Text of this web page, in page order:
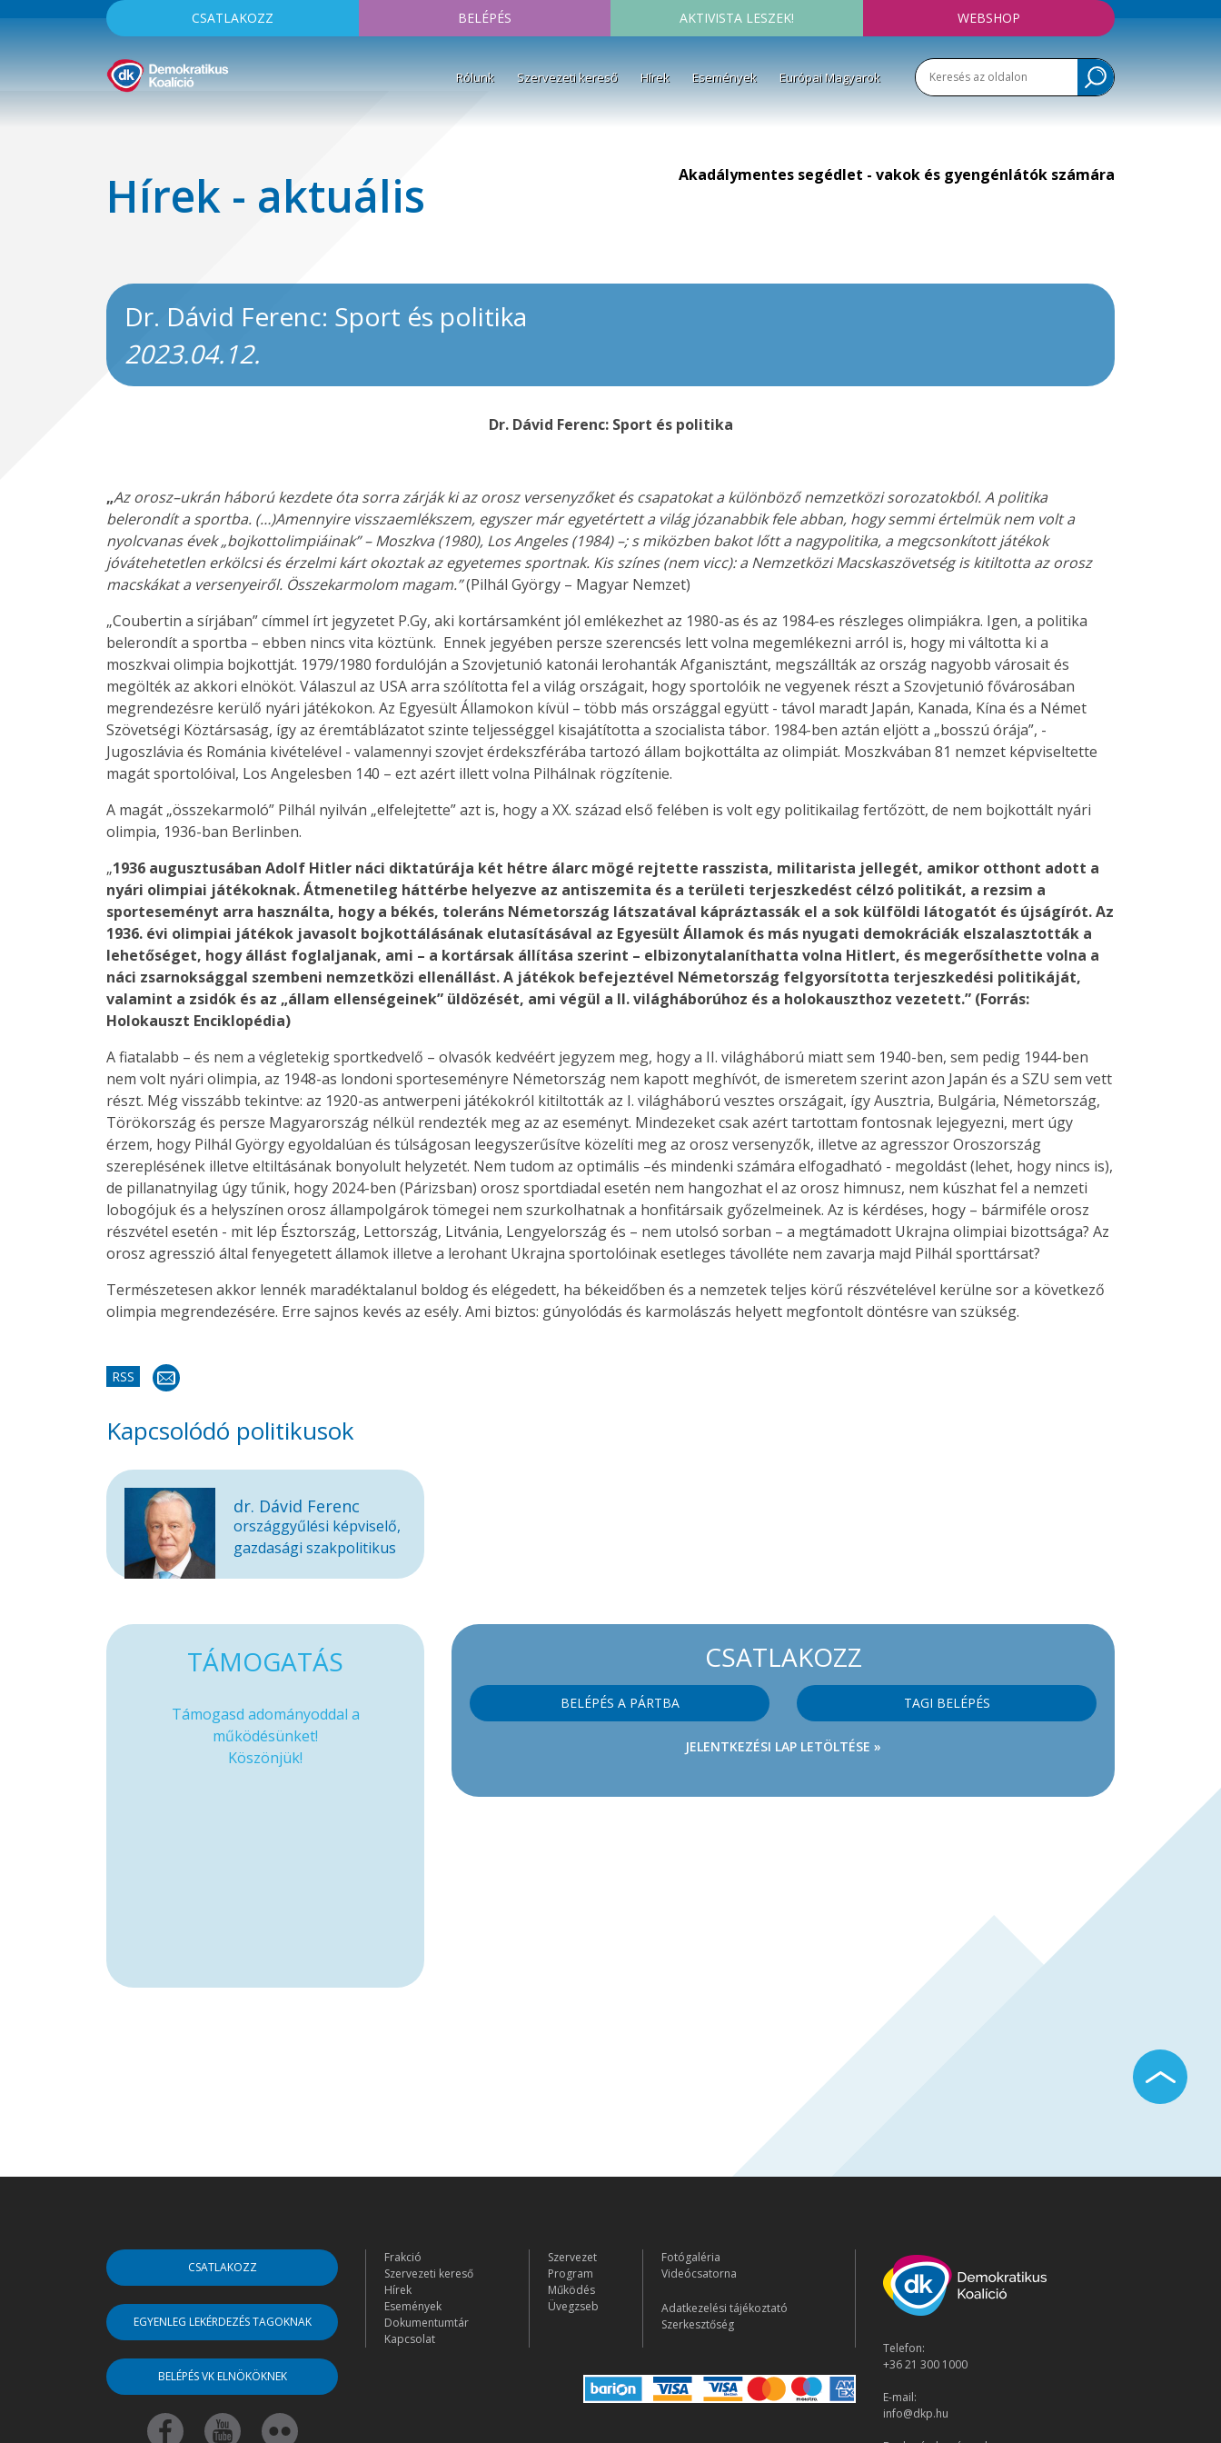
CSATLAKOZZ BELÉPÉS AKTIVISTA LESZEK! WEBSHOP
Rólunk Szervezeti kereső Hírek Események Európai Magyarok
Hírek - aktuális Akadálymentes segédlet - vakok és gyengénlátók számára
Dr. Dávid Ferenc: Sport és politika
2023.04.12.
Dr. Dávid Ferenc: Sport és politika
„Az orosz–ukrán háború kezdete óta sorra zárják ki az orosz versenyzőket és csapatokat a különböző nemzetközi sorozatokból. A politika
belerondít a sportba. (…)Amennyire visszaemlékszem, egyszer már egyetértett a világ józanabbik fele abban, hogy semmi értelmük nem volt a
nyolcvanas évek „bojkott­olimpiáinak” – Moszkva (1980), Los Angeles (1984) –; s miközben bakot lőtt a nagypolitika, a megcsonkított játékok
jóvátehetetlen erkölcsi és érzelmi kárt okoztak az egyetemes sportnak. Kis színes (nem vicc): a Nemzetközi Macskaszövetség is kitiltotta az orosz
macskákat a versenyeiről. Összekarmolom magam.”(Pilhál György – Magyar Nemzet)
„Coubertin a sírjában” címmel írt jegyzetet P.Gy, aki kortársamként jól emlékezhet az 1980-as és az 1984-es részleges olimpiákra. Igen, a politika
belerondít a sportba – ebben nincs vita köztünk. Ennek jegyében persze szerencsés lett volna megemlékezni arról is, hogy mi váltotta ki a
moszkvai olimpia bojkottját. 1979/1980 fordulóján a Szovjetunió katonái lerohanták Afganisztánt, megszállták az ország nagyobb városait és
megölték az akkori elnököt. Válaszul az USA arra szólította fel a világ országait, hogy sportolóik ne vegyenek részt a Szovjetunió fővárosában
megrendezésre kerülő nyári játékokon. Az Egyesült Államokon kívül – több más országgal együtt - távol maradt Japán, Kanada, Kína és a Német
Szövetségi Köztársaság, így az éremtáblázatot szinte teljességgel kisajátította a szocialista tábor. 1984-ben aztán eljött a „bosszú órája”, -
Jugoszlávia és Románia kivételével - valamennyi szovjet érdekszférába tartozó állam bojkottálta az olimpiát. Moszkvában 81 nemzet képviseltette
magát sportolóival, Los Angelesben 140 – ezt azért illett volna Pilhálnak rögzítenie.
A magát „összekarmoló” Pilhál nyilván „elfelejtette” azt is, hogy a XX. század első felében is volt egy politikailag fertőzött, de nem bojkottált nyári
olimpia, 1936-ban Berlinben.
„1936 augusztusában Adolf Hitler náci diktatúrája két hétre álarc mögé rejtette rasszista, militarista jellegét, amikor otthont adott a
nyári olimpiai játékoknak. Átmenetileg háttérbe helyezve az antiszemita és a területi terjeszkedést célzó politikát, a rezsim a
sporteseményt arra használta, hogy a békés, toleráns Németország látszatával kápráztassák el a sok külföldi látogatót és újságírót. Az
1936. évi olimpiai játékok javasolt bojkottálásának elutasításával az Egyesült Államok és más nyugati demokráciák elszalasztották a
lehetőséget, hogy állást foglaljanak, ami – a kortársak állítása szerint – elbizonytalaníthatta volna Hitlert, és megerősíthette volna a
náci zsarnoksággal szembeni nemzetközi ellenállást. A játékok befejeztével Németország felgyorsította terjeszkedési politikáját,
valamint a zsidók és az „állam ellenségeinek” üldözését, ami végül a II. világháborúhoz és a holokauszthoz vezetett.” (Forrás:
Holokauszt Enciklopédia)
A fiatalabb – és nem a végletekig sportkedvelő – olvasók kedvéért jegyzem meg, hogy a II. világháború miatt sem 1940-ben, sem pedig 1944-ben
nem volt nyári olimpia, az 1948-as londoni sporteseményre Németország nem kapott meghívót, de ismeretem szerint azon Japán és a SZU sem vett
részt. Még visszább tekintve: az 1920-as antwerpeni játékokról kitiltották az I. világháború vesztes országait, így Ausztria, Bulgária, Németország,
Törökország és persze Magyarország nélkül rendezték meg az az eseményt. Mindezeket csak azért tartottam fontosnak lejegyezni, mert úgy
érzem, hogy Pilhál György egyoldalúan és túlságosan leegyszerűsítve közelíti meg az orosz versenyzők, illetve az agresszor Oroszország
szereplésének illetve eltiltásának bonyolult helyzetét. Nem tudom az optimális –és mindenki számára elfogadható - megoldást (lehet, hogy nincs is),
de pillanatnyilag úgy tűnik, hogy 2024-ben (Párizsban) orosz sportdiadal esetén nem hangozhat el az orosz himnusz, nem kúszhat fel a nemzeti
lobogójuk és a helyszínen orosz állampolgárok tömegei nem szurkolhatnak a honfitársaik győzelmeinek. Az is kérdéses, hogy – bármiféle orosz
részvétel esetén - mit lép Észtország, Lettország, Litvánia, Lengyelország és – nem utolsó sorban – a megtámadott Ukrajna olimpiai bizottsága? Az
orosz agresszió által fenyegetett államok illetve a lerohant Ukrajna sportolóinak esetleges távolléte nem zavarja majd Pilhál sporttársat?
Természetesen akkor lennék maradéktalanul boldog és elégedett, ha békeidőben és a nemzetek teljes körű részvételével kerülne sor a következő
olimpia megrendezésére. Erre sajnos kevés az esély. Ami biztos: gúnyolódás és karmolászás helyett megfontolt döntésre van szükség.
RSS
Kapcsolódó politikusok
dr. Dávid Ferenc
országgyűlési képviselő,
gazdasági szakpolitikus
CSATLAKOZZ
BELÉPÉS A PÁRTBA TAGI BELÉPÉS
JELENTKEZÉSI LAP LETÖLTÉSE »
TÁMOGATÁS
Támogasd adományoddal a
működésünket!
Köszönjük!
CSATLAKOZZ
EGYENLEG LEKÉRDEZÉS TAGOKNAK
BELÉPÉS VK ELNÖKÖKNEK
Frakció
Szervezeti kereső
Hírek
Események
Dokumentumtár
Kapcsolat
Szervezet
Program
Működés
Üvegzseb
Fotógaléria
Videócsatorna
Adatkezelési tájékoztató
Szerkesztőség
Telefon:
+36 21 300 1000
E-mail:
info@dkp.hu